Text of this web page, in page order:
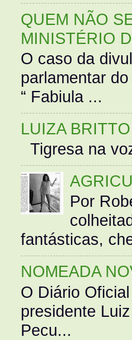
QUEM NÃO
MINISTÉRIO
O caso da
parlamentar
“ Fabiula ...
LUIZA
Tigresa na
Por
fantásticas,
NOMEADA
O Diário
presidente
Pecu...